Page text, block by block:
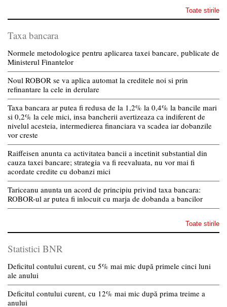
Toate stirile
Taxa bancara
Normele metodologice pentru aplicarea taxei bancare, publicate de
Ministerul Finantelor
Noul ROBOR se va aplica automat la creditele noi si prin
refinantare la cele in derulare
Taxa bancara ar putea fi redusa de la 1,2% la 0,4% la bancile mari
si 0,2% la cele mici, insa bancherii avertizeaza ca indiferent de
nivelul acesteia, intermedierea financiara va scadea iar dobanzile
vor creste
Raiffeisen anunta ca activitatea bancii a incetinit substantial din
cauza taxei bancare; strategia va fi reevaluata, nu vor mai fi
acordate credite cu dobanzi mici
Tariceanu anunta un acord de principiu privind taxa bancara:
ROBOR-ul ar putea fi inlocuit cu marja de dobanda a bancilor
Toate stirile
Statistici BNR
Deficitul contului curent, cu 5% mai mic după primele cinci luni
ale anului
Deficitul contului curent, cu 12% mai mic după prima treime a
anului